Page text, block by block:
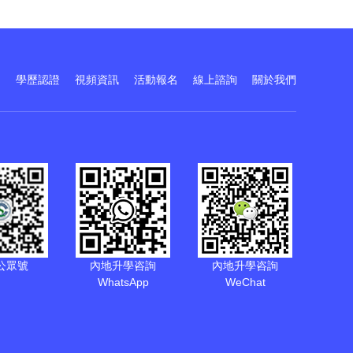
學歷認證 視頻資訊 活動報名 線上諮詢 關於我們
眾號
內地升學咨詢
WhatsApp
內地升學咨詢
WeChat